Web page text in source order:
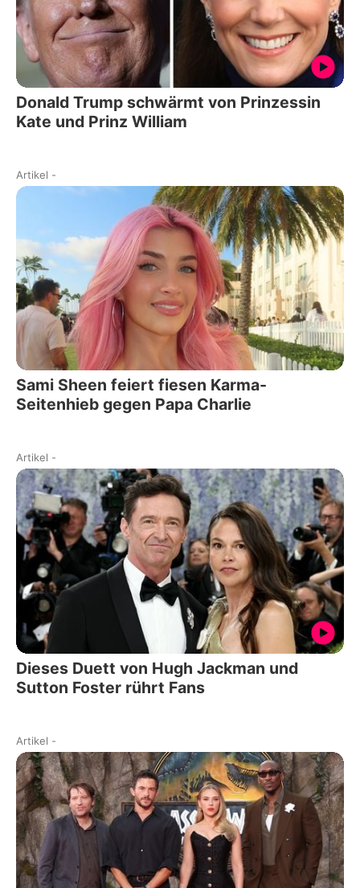
Donald Trump schwärmt von Prinzessin
Kate und Prinz William
Artikel -
Sami Sheen feiert fiesen Karma-
Seitenhieb gegen Papa Charlie
Artikel -
Dieses Duett von Hugh Jackman und
Sutton Foster rührt Fans
Artikel -